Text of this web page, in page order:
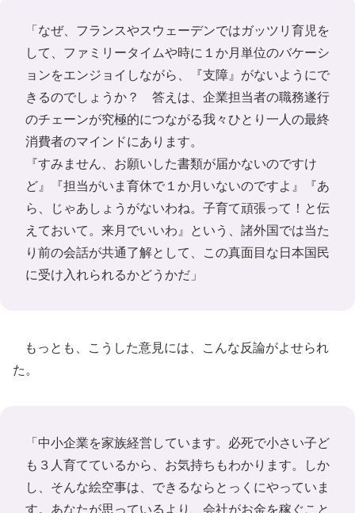
「なぜ、フランスやスウェーデンではガッツリ育児を
して、ファミリータイムや時に１か月単位のバケーシ
ョンをエンジョイしながら、『支障』がないようにで
きるのでしょうか？ 答えは、企業担当者の職務遂行
のチェーンが究極的につながる我々ひとり一人の最終
消費者のマインドにあります。
『すみません、お願いした書類が届かないのですけ
ど』『担当がいま育休で１か月いないのですよ』『あ
ら、じゃあしょうがないわね。子育て頑張って！と伝
えておいて。来月でいいわ』という、諸外国では当た
り前の会話が共通了解として、この真面目な日本国民
に受け入れられるかどうかだ」
もっとも、こうした意見には、こんな反論がよせられ
た。
「中小企業を家族経営しています。必死で小さい子ど
も３人育てているから、お気持ちもわかります。しか
し、そんな絵空事は、できるならとっくにやっていま
す。あなたが思っているより、会社がお金を稼ぐこと